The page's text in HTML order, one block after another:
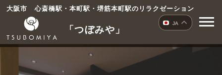
コ
ン
大阪市 心斎橋駅・本町駅・堺筋本町駅のリラクゼーション
「つぼみや」
JA